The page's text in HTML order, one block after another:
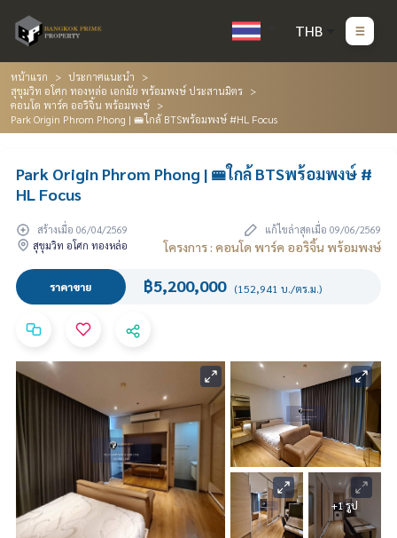
THB
หน้าแรก
ประกาศแนะนำ
สุขุมวิท อโศก ทองหล่อ เอกมัย พร้อมพงษ์ ประสานมิตร
คอนโด พาร์ค ออริจิ้น พร้อมพงษ์
Park Origin Phrom Phong | 🚝ใกล้ BTSพร้อมพงษ์ #HL Focus
Park Origin Phrom Phong | 🚝ใกล้ BTSพร้อมพงษ์ #
HL Focus
สร้างเมื่อ 06/04/2569
แก้ไขล่าสุดเมื่อ 09/06/2569
สุขุมวิท อโศก ทองหล่อ
โครงการ : คอนโด พาร์ค ออริจิ้น พร้อมพงษ์
ราคาขาย ฿5,200,000 (152,941 บ./ตร.ม.)
+1 รูป